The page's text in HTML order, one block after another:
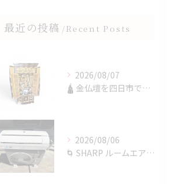
最近の投稿 Recent Posts
2026/08/07
🛕 金仏壇を四日市で買取✨
2026/08/06
🌀 SHARP ルームエアコンを四日市で買取✨